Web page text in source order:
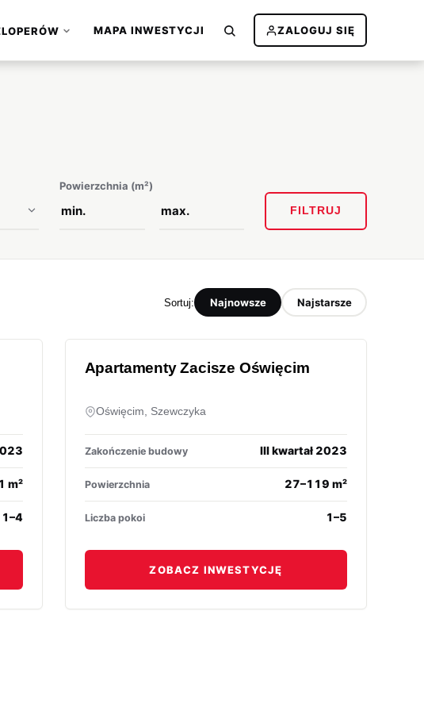
MAPA INWESTYCJI ZALOGUJ SIĘ
Powierzchnia (m²)
FILTRUJ
Sortuj: Najnowsze Najstarsze
m²
1–4
Apartamenty Zacisze Oświęcim
Oświęcim, Szewczyka
Zakończenie budowy III kwartał 2023
Powierzchnia 27–119 m²
Liczba pokoi 1–5
ZOBACZ INWESTYCJĘ